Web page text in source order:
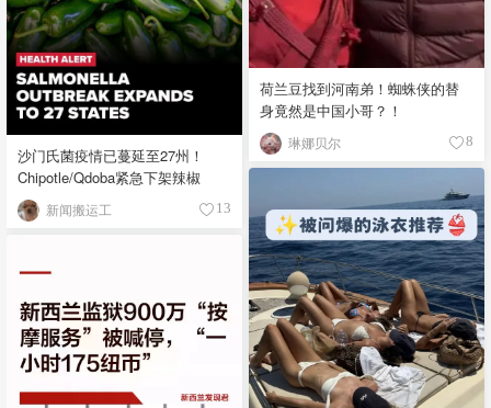
荷兰豆找到河南弟！蜘蛛侠的替
身竟然是中国小哥？！
琳娜贝尔 8
沙门氏菌疫情已蔓延至27州！
Chipotle/Qdoba紧急下架辣椒
新闻搬运工 13